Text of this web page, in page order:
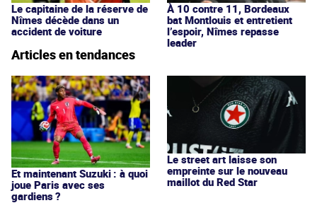
Le capitaine de la réserve de
Nîmes décède dans un
accident de voiture
À 10 contre 11, Bordeaux
bat Montlouis et entretient
l’espoir, Nîmes repasse
leader
Articles en tendances
Et maintenant Suzuki : à quoi
joue Paris avec ses
gardiens ?
Le street art laisse son
empreinte sur le nouveau
maillot du Red Star